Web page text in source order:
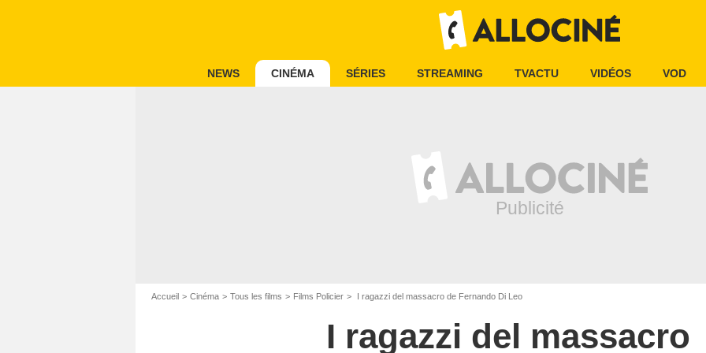
NEWS CINÉMA SÉRIES STREAMING TVACTU VIDÉOS VOD
Accueil Cinéma Tous les films Films Policier I ragazzi del massacro de Fernando Di Leo
I ragazzi del massacro